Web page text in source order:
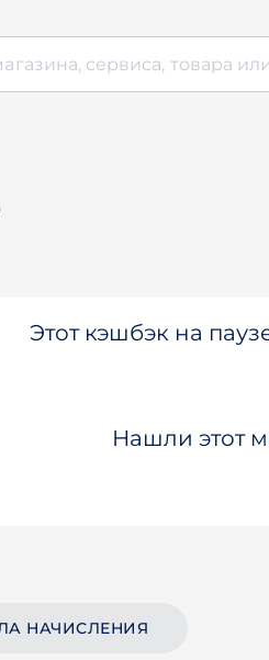
Этот кэшбэк на
Нашли этот
НАЧИСЛЕНИЯ